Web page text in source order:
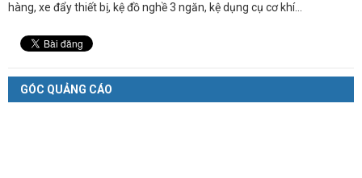
hàng, xe đẩy thiết bị, kệ đồ nghề 3 ngăn, kệ dụng cụ cơ khí…
GÓC QUẢNG CÁO